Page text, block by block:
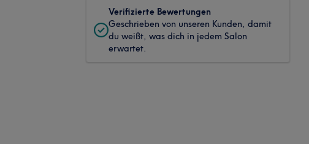
Verifizierte Bewertungen
Geschrieben von unseren Kunden, damit
du weißt, was dich in jedem Salon
erwartet.